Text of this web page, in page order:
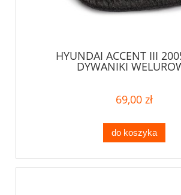
HYUNDAI ACCENT III
DYWANIKI
69,00 zł
do koszyka